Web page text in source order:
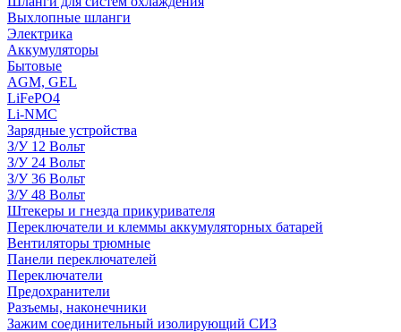
Выхлопные шланги
Электрика
Аккумуляторы
Бытовые
AGM, GEL
LiFePO4
Li-NMC
Зарядные устройства
З/У 12 Вольт
З/У 24 Вольт
З/У 36 Вольт
З/У 48 Вольт
Штекеры и гнезда прикуривателя
Переключатели и клеммы аккумуляторных батарей
Вентиляторы трюмные
Панели переключателей
Переключатели
Предохранители
Разъемы, наконечники
Зажим соединительный изолирующий СИЗ